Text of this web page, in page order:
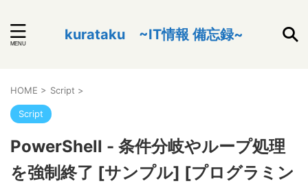
kurataku ~IT情報 備忘録~
HOME > Script >
Script
PowerShell - 条件分岐やループ処理
を強制終了 [サンプル] [プログラミン